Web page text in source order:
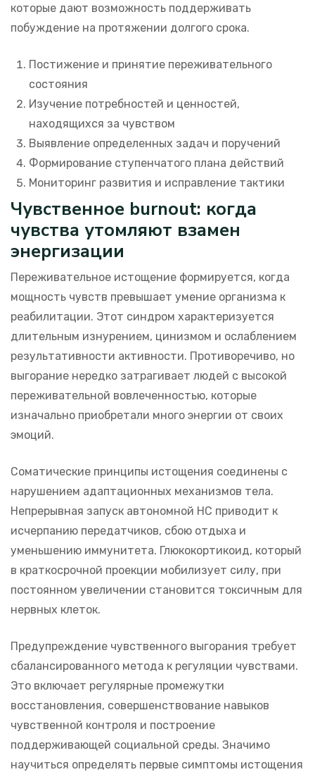
которые дают возможность поддерживать
побуждение на протяжении долгого срока.
Постижение и принятие переживательного
состояния
Изучение потребностей и ценностей,
находящихся за чувством
Выявление определенных задач и поручений
Формирование ступенчатого плана действий
Мониторинг развития и исправление тактики
Чувственное burnout: когда
чувства утомляют взамен
энергизации
Переживательное истощение формируется, когда
мощность чувств превышает умение организма к
реабилитации. Этот синдром характеризуется
длительным изнурением, цинизмом и ослаблением
результативности активности. Противоречиво, но
выгорание нередко затрагивает людей с высокой
переживательной вовлеченностью, которые
изначально приобретали много энергии от своих
эмоций.
Соматические принципы истощения соединены с
нарушением адаптационных механизмов тела.
Непрерывная запуск автономной НС приводит к
исчерпанию передатчиков, сбою отдыха и
уменьшению иммунитета. Глюкокортикоид, который
в краткосрочной проекции мобилизует силу, при
постоянном увеличении становится токсичным для
нервных клеток.
Предупреждение чувственного выгорания требует
сбалансированного метода к регуляции чувствами.
Это включает регулярные промежутки
восстановления, совершенствование навыков
чувственной контроля и построение
поддерживающей социальной среды. Значимо
научиться определять первые симптомы истощения